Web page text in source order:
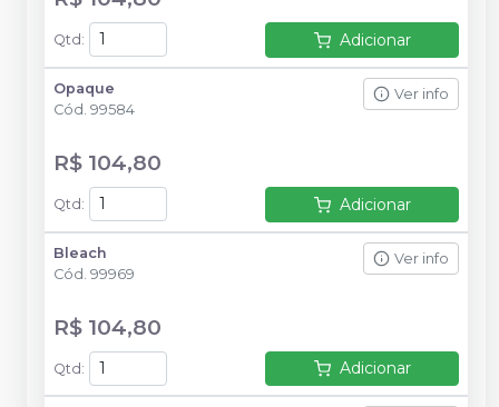
Qtd : Adicionar
Opaque
Cód. 99584
Ver info
R$ 104,80
Qtd : Adicionar
Bleach
Cód. 99969
Ver info
R$ 104,80
Qtd: Adicionar